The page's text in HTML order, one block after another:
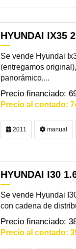
HYUNDAI IX35
Se vende Hyundai
(entregamos
panorámico,...
2011 manual
HYUNDAI I30
Se vende Hyundai
con cadena de